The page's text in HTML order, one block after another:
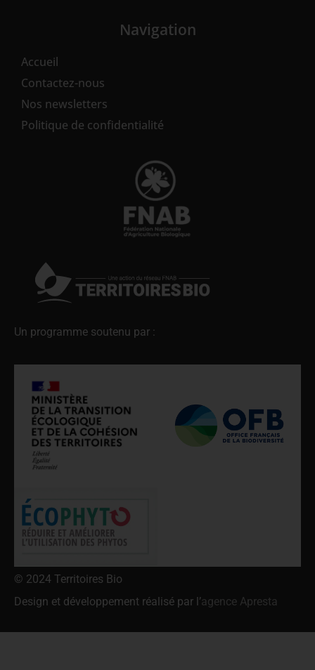
Navigation
Accueil
Contactez-nous
Nos newsletters
Politique de confidentialité
Un programme soutenu par :
© 2024 Territoires Bio
Design et développement réalisé par l’agence Apresta